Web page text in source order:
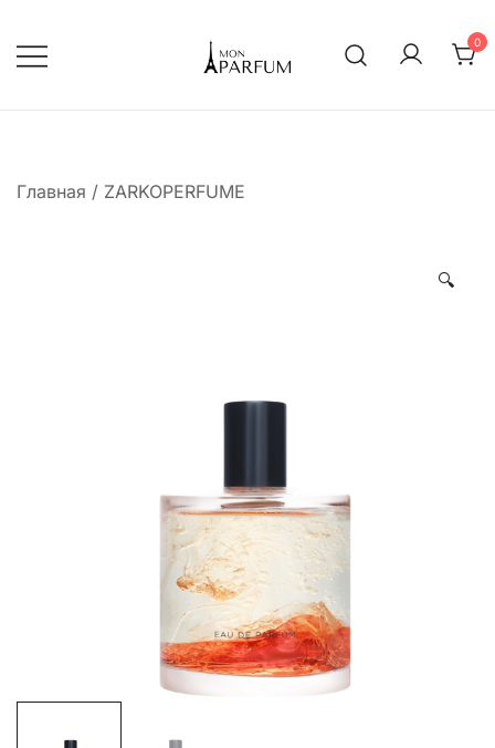
содержимому
0
Главная / ZARKOPERFUME
🔍